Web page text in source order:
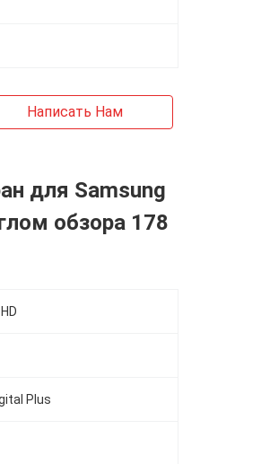
Написать Нам
для Samsung
обзора 178
Plus